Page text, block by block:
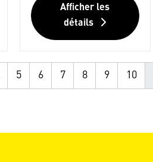
Afficher les
détails
5 6 7 8 9 10